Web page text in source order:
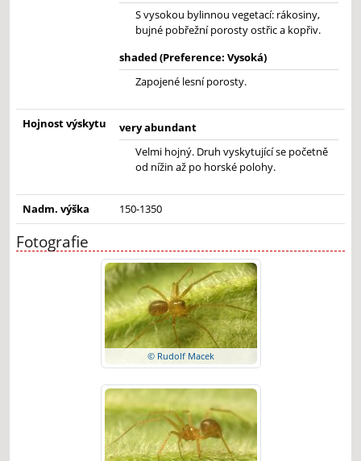
S vysokou bylinnou vegetací: rákosiny,
bujné pobřežní porosty ostřic a kopřiv.
shaded (Preference: Vysoká)
Zapojené lesní porosty.
Hojnost výskytu
very abundant
Velmi hojný. Druh vyskytující se početně
od nížin až po horské polohy.
Nadm. výška 150-1350
Fotografie
© Rudolf Macek